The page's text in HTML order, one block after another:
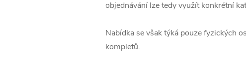
objednávání lze tedy využít konkrétní
Nabídka se však týká pouze fyzických
kompletů.